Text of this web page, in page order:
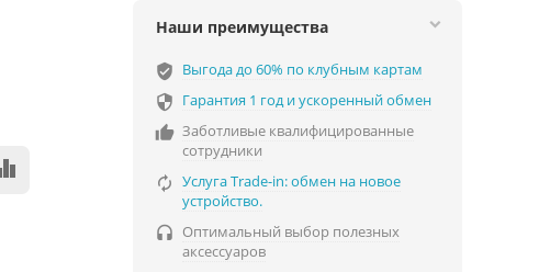
Наши преимущества
verified_user Выгода до 60% по клубным картам
 Гарантия 1 год и ускоренный обмен
 Заботливые квалифицированные
сотрудники
 Услуга Trade-in: обмен на новое
устройство.
 Оптимальный выбор полезных
аксессуаров